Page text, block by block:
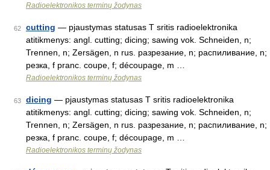
Radioelektronikos terminų žodynas
62 cutting — pjaustymas statusas T sritis radioelektronika
atitikmenys: angl. cutting; dicing; sawing vok. Schneiden, n;
Trennen, n; Zersägen, n rus. разрезание, n; распиливание, n;
резка, f pranc. coupe, f; découpage, m …
Radioelektronikos terminų žodynas
63 dicing — pjaustymas statusas T sritis radioelektronika
atitikmenys: angl. cutting; dicing; sawing vok. Schneiden, n;
Trennen, n; Zersägen, n rus. разрезание, n; распиливание, n;
резка, f pranc. coupe, f; découpage, m …
Radioelektronikos terminų žodynas